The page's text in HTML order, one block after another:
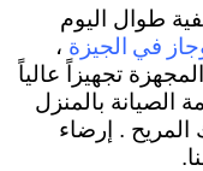
طوال اليوم
في الجيزة ،
تجهيزاً عالياً
الصيانة بالمنزل
. إرضاء